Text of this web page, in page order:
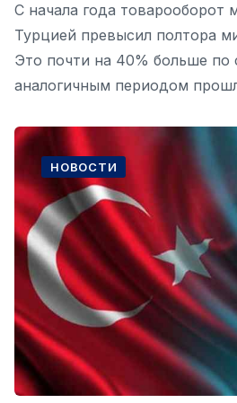
С начала года товарооборот
Турцией превысил полтора
Это почти на 40% больше по
аналогичным периодом
НОВОСТИ